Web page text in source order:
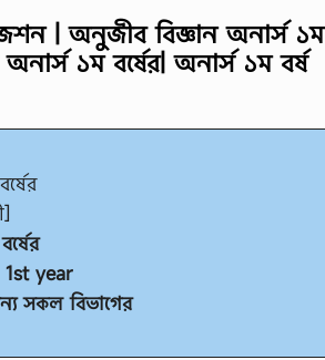
|অনুজীব বিজ্ঞান অনার্স ১ম
১ম বর্ষের| অনার্স ১ম বর্ষ
year
সকল বিভাগের